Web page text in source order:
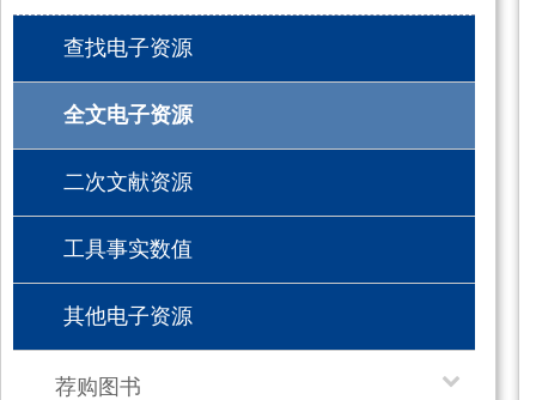
查找电子资源
全文电子资源
二次文献资源
工具事实数值
其他电子资源
荐购图书